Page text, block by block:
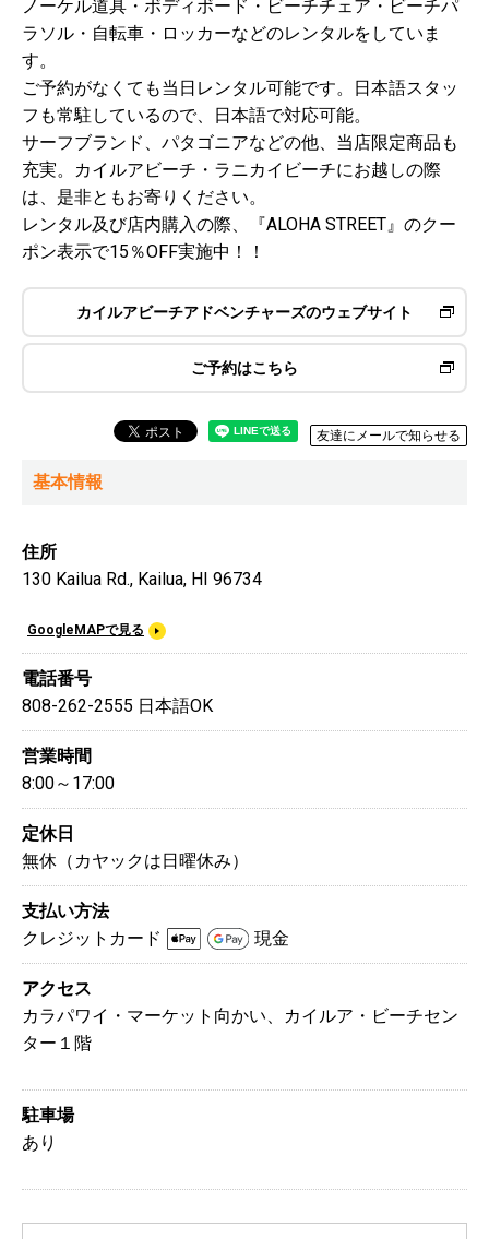
ノーケル道具・ボディボード・ビーチチェア・ビーチパ
ラソル・自転車・ロッカーなどのレンタルをしていま
す。
ご予約がなくても当日レンタル可能です。日本語スタッ
フも常駐しているので、日本語で対応可能。
サーフブランド、パタゴニアなどの他、当店限定商品も
充実。カイルアビーチ・ラニカイビーチにお越しの際
は、是非ともお寄りください。
レンタル及び店内購入の際、『ALOHA STREET』のクー
ポン表示で15％OFF実施中！！
カイルアビーチアドベンチャーズのウェブサイト
ご予約はこちら
友達にメールで知らせる
基本情報
住所
130 Kailua Rd., Kailua, HI 96734
GoogleMAPで見る
電話番号
808-262-2555 日本語OK
営業時間
8:00～17:00
定休日
無休（カヤックは日曜休み）
支払い方法
クレジットカード
現金
アクセス
カラパワイ・マーケット向かい、カイルア・ビーチセン
ター１階
駐車場
あり